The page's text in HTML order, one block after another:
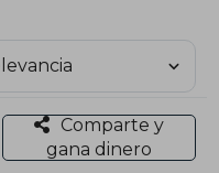
Comparte y
gana dinero